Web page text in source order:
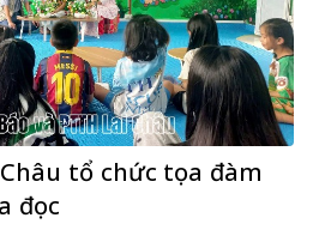
tổ chức tọa đàm
đọc